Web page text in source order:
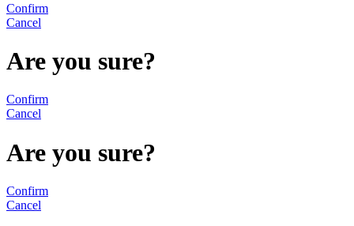
Confirm
Cancel
Are you sure?
Confirm
Cancel
Are you sure?
Confirm
Cancel